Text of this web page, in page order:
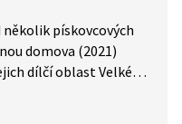
pískovcových
domova (2021)
dílčí oblast Velké